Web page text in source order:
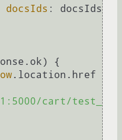
docsIds : docsIds
ok) {
. location . href
cart/test_